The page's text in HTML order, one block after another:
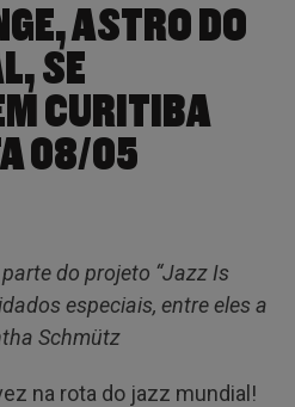
ASTRO DO
SE
CURITIBA
08/05
do projeto “Jazz Is
especiais, entre eles a
Schmütz
na rota do jazz mundial!